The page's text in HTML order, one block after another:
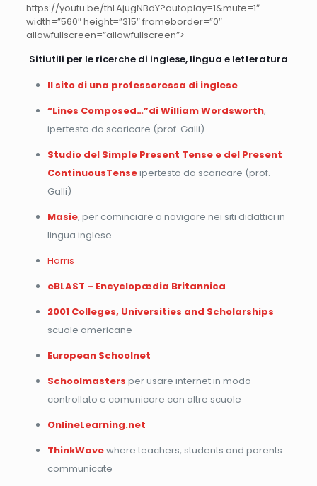
https://youtu.be/thLAjugNBdY?autoplay=1&mute=1″
width=”560″ height=”315″ frameborder=”0″
allowfullscreen=”allowfullscreen”>
Sitiutili per le ricerche di inglese, lingua e letteratura
Il sito di una professoressa di inglese
“Lines Composed…”di William Wordsworth,
ipertesto da scaricare (prof. Galli)
Studio del Simple Present Tense e del Present
ContinuousTenseipertesto da scaricare (prof.
Galli)
Masie, per cominciare a navigare nei siti didattici in
lingua inglese
Harris
eBLAST – Encyclopædia Britannica
2001 Colleges, Universities and Scholarships
scuole americane
European Schoolnet
Schoolmasters per usare internet in modo
controllato e comunicare con altre scuole
OnlineLearning.net
ThinkWavewhere teachers, students and parents
communicate